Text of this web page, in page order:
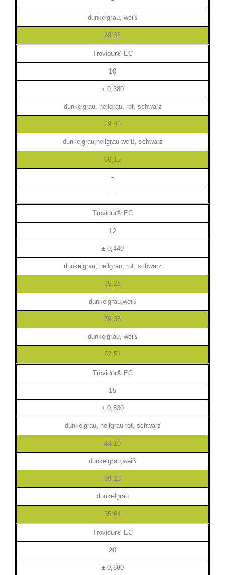
dunkelgrau, weiß
39,38
Trovidur® EC
10
± 0,380
dunkelgrau, hellgrau, rot, schwarz
29,40
dunkelgrau,hellgrau weiß, schwarz
66,15
-
-
Trovidur® EC
12
± 0,440
dunkelgrau, hellgrau, rot, schwarz
35,28
dunkelgrau,weiß
79,38
dunkelgrau, weiß
52,51
Trovidur® EC
15
± 0,530
dunkelgrau, hellgrau rot, schwarz
44,10
dunkelgrau,weiß
99,23
dunkelgrau
65,64
Trovidur® EC
20
± 0,680